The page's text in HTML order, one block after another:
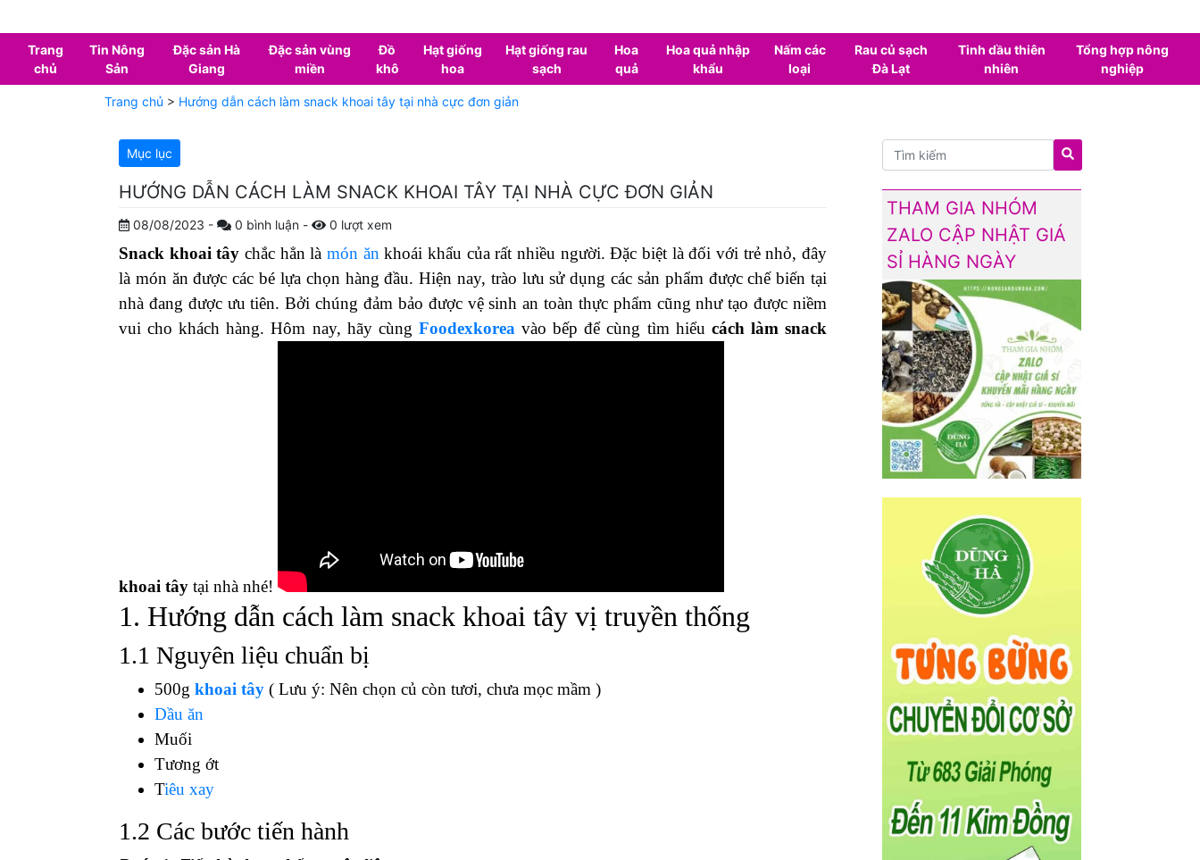
Trang
chủ
Tin Nông
Sản
Đặc sản Hà
Giang
Đặc sản vùng
miền
Đồ
khô
Hạt giống
hoa
Hạt giống rau
sạch
Hoa
quả
Hoa quả nhập
khẩu
Nấm các
loại
Rau củ sạch
Đà Lạt
Tinh dầu thiên
nhiên
Tổng hợp nông
nghiệp
Trang chủ > Hướng dẫn cách làm snack khoai tây tại nhà cực đơn giản
nhà đang được ưu tiên. Bởi chúng đảm bảo được vệ sinh an toàn thực phẩm cũng như tạo được niềm
vui cho khách hàng. Hôm nay, hãy cùngFoodexkoreavào bếp để cùng tìm hiểucách làm snack
THAM GIA NHÓM
ZALO CẬP NHẬT GIÁ
SỈ HÀNG NGÀY